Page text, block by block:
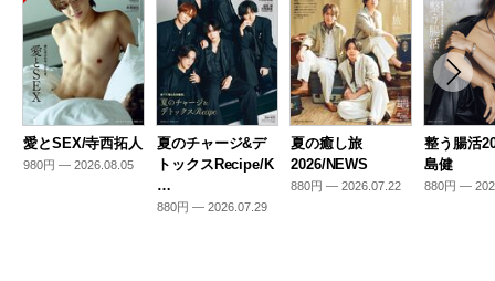
愛とSEX/寺西拓人
980円 — 2026.08.05
夏のチャージ&デ
トックスRecipe/K
…
880円 — 2026.07.29
夏の癒し旅
2026/NEWS
880円 — 2026.07.22
整う腸活
島健
880円 —